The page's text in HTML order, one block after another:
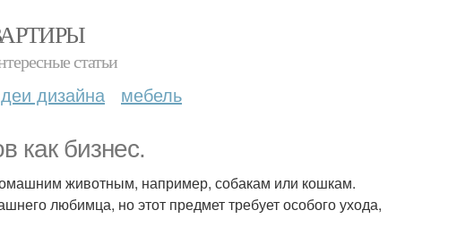
статьи
дизайна мебель
как бизнес.
животным, например, собакам или кошкам.
любимца, но этот предмет требует особого ухода,